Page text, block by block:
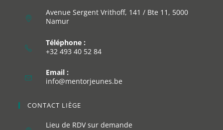
Avenue Sergent Vrithoff, 141 / Bte 11, 5000
Namur
Téléphone :
+32 493 40 52 84
Email :
info@mentorjeunes.be
CONTACT LIÈGE
Lieu de RDV sur demande